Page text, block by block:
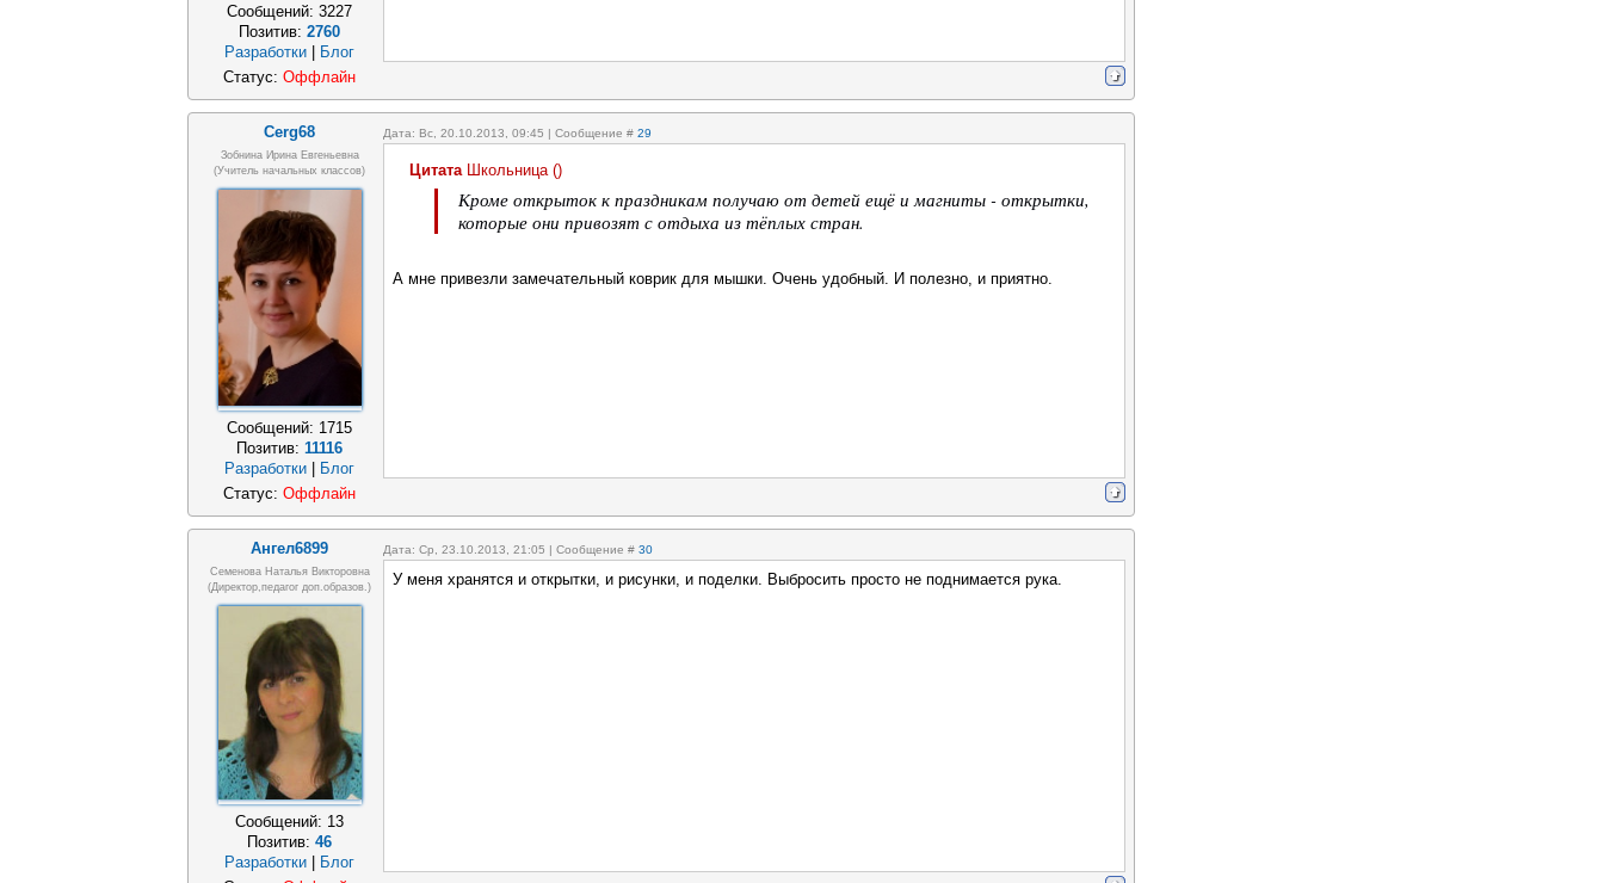
Сообщений: 3227
Позитив: 2760
Разработки
Блог
Статус: Оффлайн
Cerg68 Дата: Вс, 20.10.2013, 09:45 | Сообщение # 29
Зобнина Ирина Евгеньевна
(учитель начальных классов)
Сообщений: 1715
Позитив: 11116
Разработки
Блог
Цитата Школьница()
Кроме открыток к праздникам получаю от детей ещё и магниты - открытки,
которые они привозят с отдыха из тёплых стран.
А мне привезли замечательный коврик для мышки. Очень удобный. И полезно, и приятно.
Статус: Оффлайн
Ангел6899 Дата: Ср, 23.10.2013, 21:05 | Сообщение # 30
Семенова Наталья Викторовна
(директор,педагог доп.образов.)
Сообщений: 13
Позитив: 46
Разработки
Блог
У меня хранятся и открытки, и рисунки, и поделки. Выбросить просто не поднимается рука.